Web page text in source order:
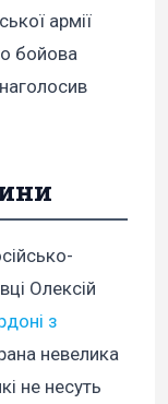
армії
бойова
Олексій
з
невелика
не несуть